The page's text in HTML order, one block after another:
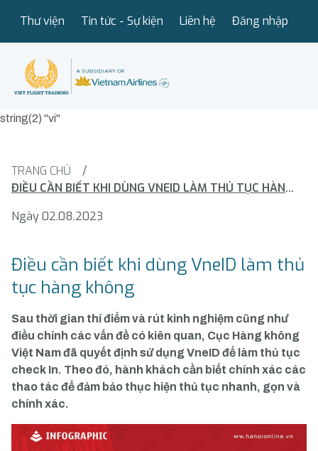
Thư viện Tin tức - Sự kiện Liên hệ Đăng nhập
string(2) "vi"
TRANG CHỦ
/
ĐIỀU CẦN BIẾT KHI DÙNG VNEID LÀM THỦ TỤC HÀNG KHÔNG
Ngày 02.08.2023
Điều cần biết khi dùng VneID làm thủ
tục hàng không
Sau thời gian thí điểm và rút kinh nghiệm cũng như
điều chỉnh các vấn đề có kiên quan, Cục Hàng không
Việt Nam đã quyết định sử dụng VneID để làm thủ tục
check In. Theo đó, hành khách cần biết chính xác các
thao tác để đảm bảo thục hiện thủ tục nhanh, gọn và
chính xác.